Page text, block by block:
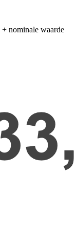
+ nominale waarde